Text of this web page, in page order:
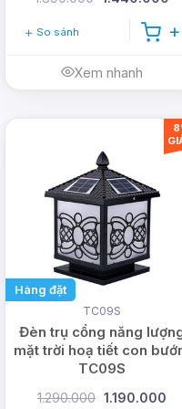
điện bất ngờ, đặc
nhảy thì đây quả là
So sánh
Xem nhanh
Hàng đặt
TC09S
Đèn trụ cổng năng
mặt trời hoạ tiết con
TC09S
1.290.000 1.190.000